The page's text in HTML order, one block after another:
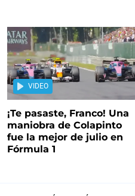
VIDEO
¡Te pasaste, Franco! Una
maniobra de Colapinto
fue la mejor de julio en
Fórmula 1